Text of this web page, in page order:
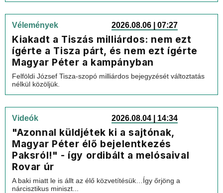
Vélemények 2026.08.06 | 07:27
Kiakadt a Tiszás milliárdos: nem ezt
ígérte a Tisza párt, és nem ezt ígérte
Magyar Péter a kampányban
Felföldi József Tisza-szopó milliárdos bejegyzését változtatás
nélkül közöljük.
Videók 2026.08.04 | 14:34
"Azonnal küldjétek ki a sajtónak,
Magyar Péter élő bejelentkezés
Paksról!" - így ordibált a melósaival
Rovar úr
A baki miatt le is állt az élő közvetítésük…Így őrjöng a
nárcisztikus miniszt...